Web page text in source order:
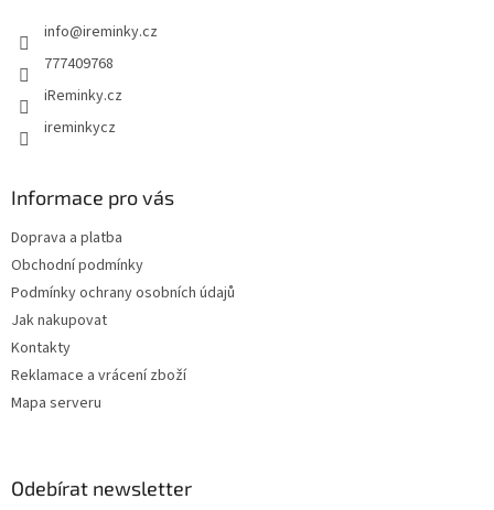
info@ireminky.cz
777409768
iReminky.cz
ireminkycz
Informace pro vás
Doprava a platba
Obchodní podmínky
Podmínky ochrany osobních údajů
Jak nakupovat
Kontakty
Reklamace a vrácení zboží
Mapa serveru
Odebírat newsletter